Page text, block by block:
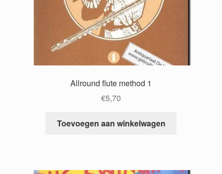
Allround flute method 1
€5,70
Toevoegen aan winkelwagen